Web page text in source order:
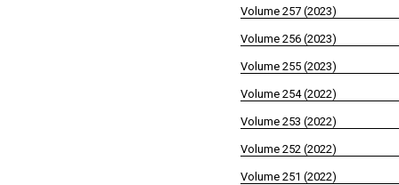
Volume 257 (2023)
Volume 256 (2023)
Volume 255 (2023)
Volume 254 (2022)
Volume 253 (2022)
Volume 252 (2022)
Volume 251 (2022)